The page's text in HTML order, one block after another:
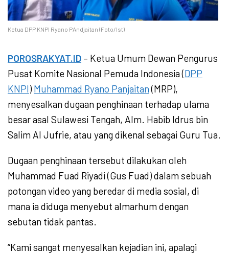
Ketua DPP KNPI Ryano PAndjaitan (Foto/Ist)
POROSRAKYAT.ID – Ketua Umum Dewan Pengurus
Pusat Komite Nasional Pemuda Indonesia (DPP
KNPI) Muhammad Ryano Panjaitan(MRP),
menyesalkan dugaan penghinaan terhadap ulama
besar asal Sulawesi Tengah, Alm. Habib Idrus bin
Salim Al Jufrie, atau yang dikenal sebagai Guru Tua.
Dugaan penghinaan tersebut dilakukan oleh
Muhammad Fuad Riyadi (Gus Fuad) dalam sebuah
potongan video yang beredar di media sosial, di
mana ia diduga menyebut almarhum dengan
sebutan tidak pantas.
“Kami sangat menyesalkan kejadian ini, apalagi